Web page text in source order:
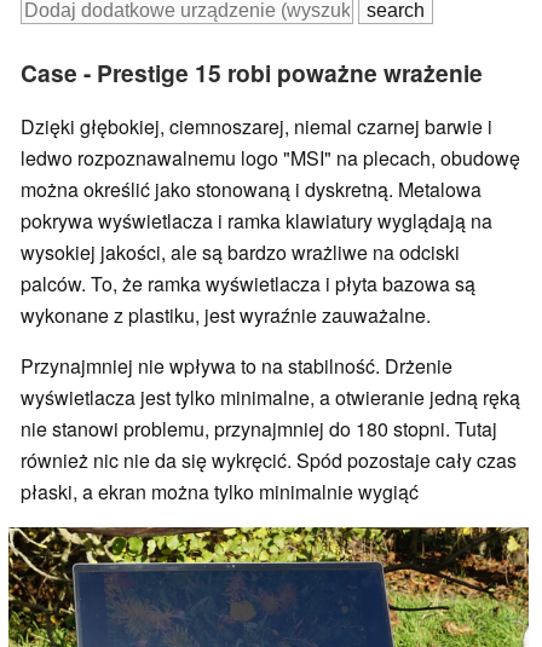
Case - Prestige 15 robi poważne wrażenie
Dzięki głębokiej, ciemnoszarej, niemal czarnej barwie i
ledwo rozpoznawalnemu logo "MSI" na plecach, obudowę
można określić jako stonowaną i dyskretną. Metalowa
pokrywa wyświetlacza i ramka klawiatury wyglądają na
wysokiej jakości, ale są bardzo wrażliwe na odciski
palców. To, że ramka wyświetlacza i płyta bazowa są
wykonane z plastiku, jest wyraźnie zauważalne.
Przynajmniej nie wpływa to na stabilność. Drżenie
wyświetlacza jest tylko minimalne, a otwieranie jedną ręką
nie stanowi problemu, przynajmniej do 180 stopni. Tutaj
również nic nie da się wykręcić. Spód pozostaje cały czas
płaski, a ekran można tylko minimalnie wygiąć